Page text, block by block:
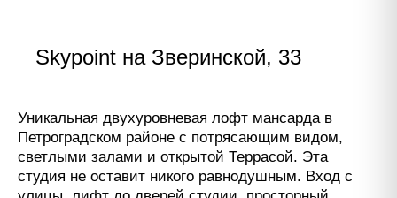
Skypoint на Зверинской, 33
Уникальная двухуровневая лофт мансарда в
Петроградском районе с потрясающим видом,
светлыми залами и открытой Террасой. Эта
студия не оставит никого равнодушным. Вход с